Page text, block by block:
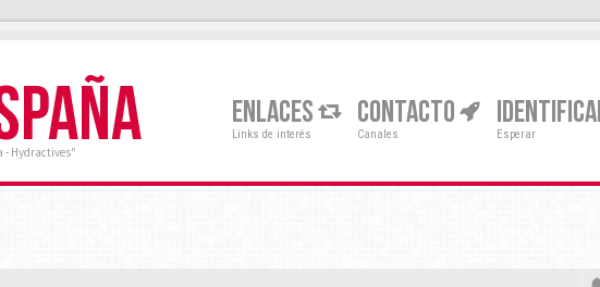
- Hydractives"
ENLACES
Links de interés
CONTACTO
Canales Esperar